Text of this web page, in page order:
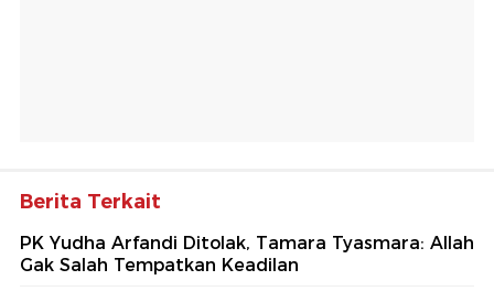
Berita Terkait
PK Yudha Arfandi Ditolak, Tamara Tyasmara: Allah
Gak Salah Tempatkan Keadilan